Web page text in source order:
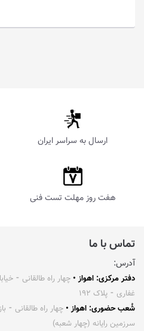
ارسال به سراسر ایران
هفت روز مهلت تست فنی
تماس با ما
آدرس:
دفتر مرکزی: اهواز • چهار راه طالقانی ⁃
غفاری ⁃ پلاک ۱۹۲
شُعب حضوری: اهواز • چهار راه طالقانی ⁃
سرزمین رایانه (چهار شعبه)